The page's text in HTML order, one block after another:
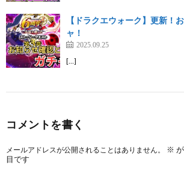
【ドラクエウォーク】更新！
ャ！
2025.09.25
[…]
コメントを書く
メールアドレスが公開されることはありません。 ※
目です